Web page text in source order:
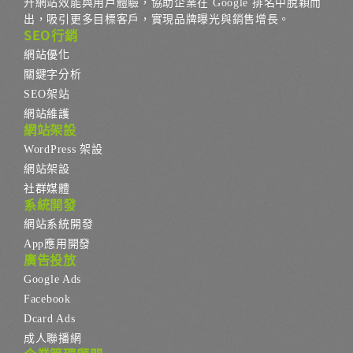
升網站效能與用戶體驗，協助企業在 Google 排名中脫穎而
出，吸引更多目標客戶，實現品牌曝光與銷售增長。
SEO行銷
網站優化
關鍵字分析
SEO架站
網站維護
網站架設
WordPress 架設
網站架設
社群媒體
系統開發
網站系統開發
App應用開發
廣告投放
Google Ads
Facebook
Dcard Ads
成人聯播網